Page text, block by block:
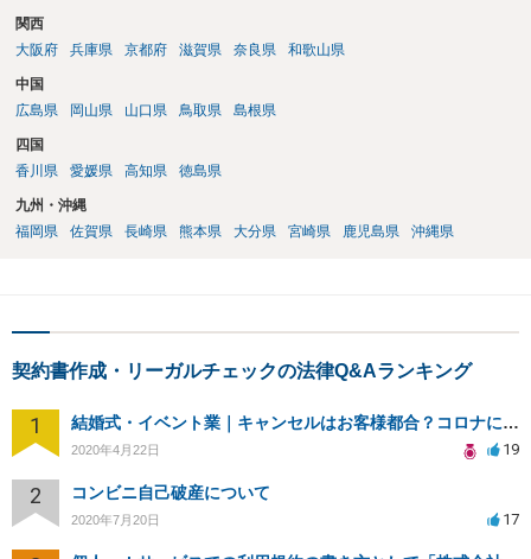
関西
大阪府
兵庫県 京都府 滋賀県 奈良県 和歌山県
中国
広島県
岡山県 山口県 鳥取県 島根県
四国
香川県
愛媛県 高知県 徳島県
九州・沖縄
福岡県
佐賀県 長崎県 熊本県 大分県 宮崎県 鹿児島県 沖縄県
契約書作成・リーガルチェックの法律Q&Aランキング
1 結婚式・イベント業｜キャンセルはお客様都合？コロナによる結婚式キャンセルのトラブル対処（編集部投稿）
2020年4月22日 19
2 コンビニ自己破産について
2020年7月20日 17